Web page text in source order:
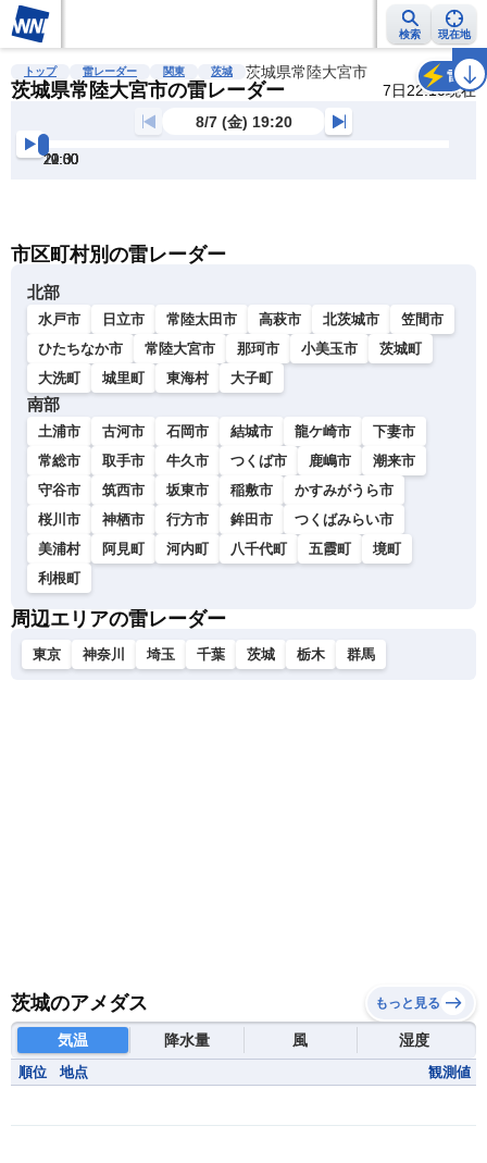
検索 現在地
雨雲レーダー 台風情報 地震情報 警報・注意報 2週間天気 ラ
トップ 雷レーダー 関東 茨城 茨城県常陸大宮市
茨城県常陸大宮市の雷レーダー 7日22:10現在
雷
8/7 (金) 19:20
19:30
20:00
20:30
21:00
21:30
22:00
市区町村別の雷レーダー
北部
水戸市 日立市 常陸太田市 高萩市 北茨城市
笠間市
ひたちなか市
常陸大宮市 那珂市 小美玉市
茨城町
大洗町
城里町 東海村 大子町
南部
土浦市 古河市 石岡市 結城市 龍ケ崎市
下妻市
常総市
取手市 牛久市 つくば市 鹿嶋市
潮来市
守谷市
筑西市 坂東市 稲敷市
かすみがうら市
桜川市
神栖市 行方市 鉾田市
つくばみらい市
美浦村
阿見町 河内町 八千代町 五霞町
境町
利根町
周辺エリアの雷レーダー
東京 神奈川 埼玉 千葉 茨城 栃木 群馬
茨城のアメダス もっと見る
気温 降水量 風 湿度
順位 地点 観測値